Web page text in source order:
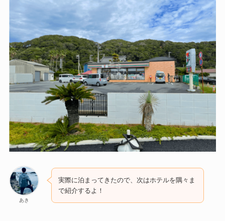
あき
実際に泊まってきたので、次はホテルを隅々ま
で紹介するよ！